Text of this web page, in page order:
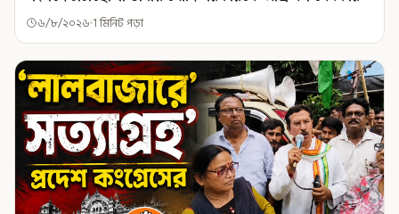
৬/৮/২০২৬ 1 মিনিট পড়া